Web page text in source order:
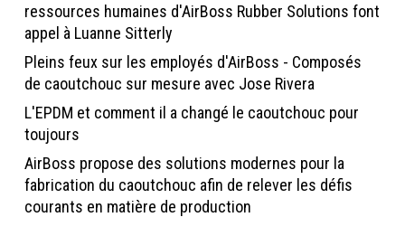
ressources humaines d'AirBoss Rubber Solutions font
appel à Luanne Sitterly
Pleins feux sur les employés d'AirBoss - Composés
de caoutchouc sur mesure avec Jose Rivera
L'EPDM et comment il a changé le caoutchouc pour
toujours
AirBoss propose des solutions modernes pour la
fabrication du caoutchouc afin de relever les défis
courants en matière de production